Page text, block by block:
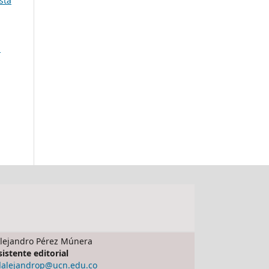
Pérez Múnera
editorial